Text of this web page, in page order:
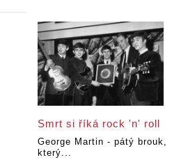
Smrt si říká rock 'n' roll
George Martin - pátý brouk,
který...